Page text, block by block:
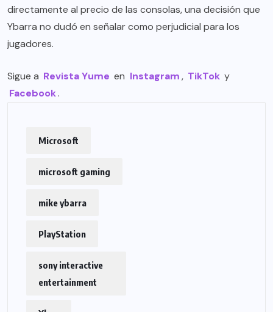
directamente al precio de las consolas, una decisión que
Ybarra no dudó en señalar como perjudicial para los
jugadores.
Sigue a Revista Yume en Instagram, TikTok y
Facebook.
Microsoft
microsoft gaming
mike ybarra
PlayStation
sony interactive
entertainment